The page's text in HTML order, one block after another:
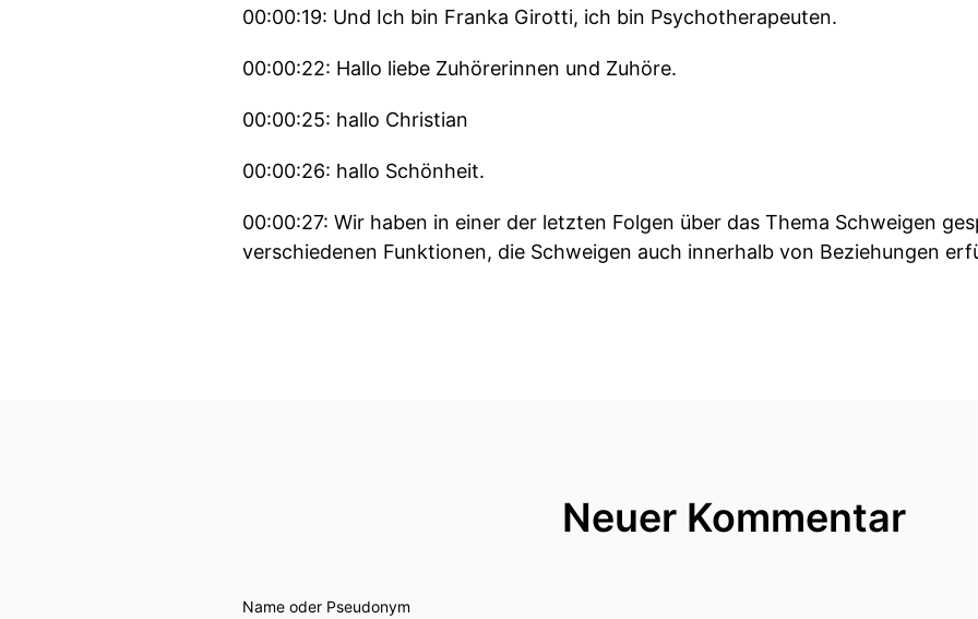
00:00:19: Und Ich bin Franka Girotti, ich bin Psychotherapeuten.
00:00:22: Hallo liebe Zuhörerinnen und Zuhöre.
00:00:25: hallo Christian
00:00:26: hallo Schönheit.
00:00:27: Wir haben in einer der letzten Folgen über das Thema Schweigen
verschiedenen Funktionen, die Schweigen auch innerhalb von Beziehungen
Neuer Kommentar
Name oder Pseudonym